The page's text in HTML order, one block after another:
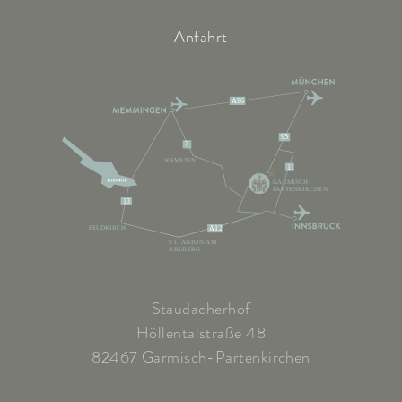
Anfahrt
A96
95
11
7
A12
13
KEMPTEN
ST. ANTON AM
ARLBERG
FELDKIRCH
GARMISCH-
PARTENKIRCHEN
Staudacherhof
Höllentalstraße 48
82467 Garmisch-Partenkirchen